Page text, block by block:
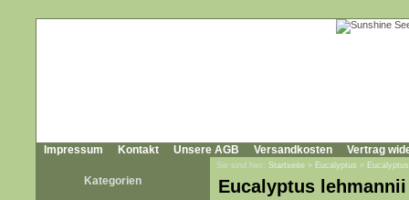
Impressum Kontakt Unsere AGB Versandkosten Vertrag
Kategorien
Sie sind hier: Startseite » Eucalyptus »
Eucalyptus